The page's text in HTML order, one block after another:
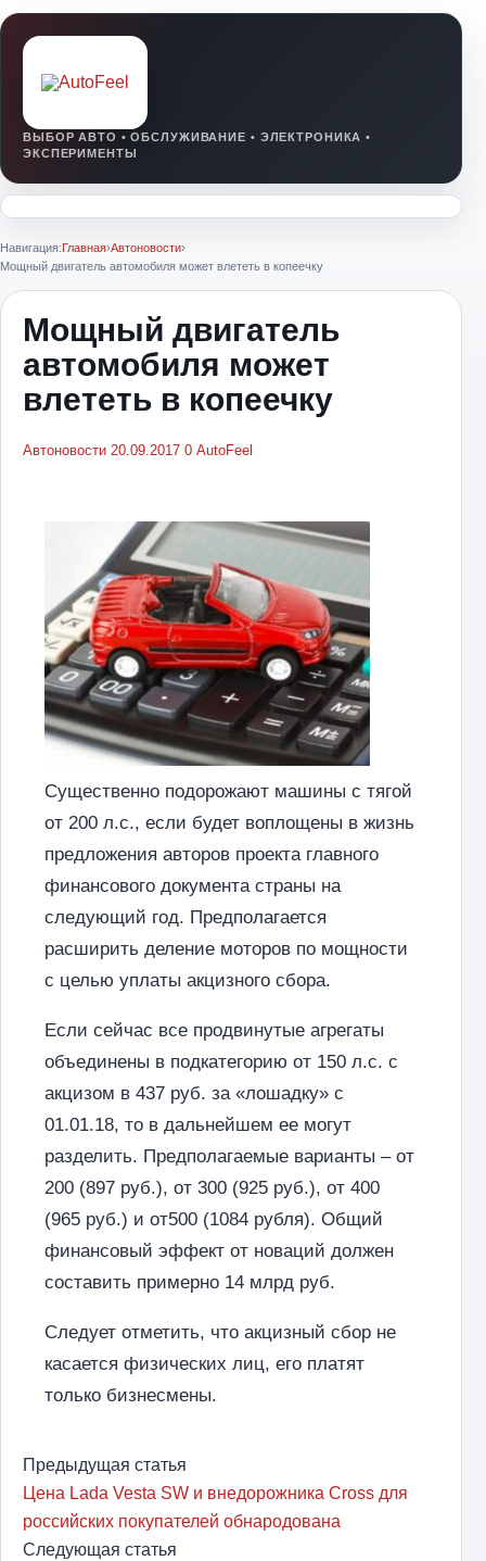
Навигация:Главная›Автоновости›
Мощный двигатель автомобиля может влететь в копеечку
Мощный двигатель
автомобиля может
влететь в копеечку
Автоновости 20.09.2017 0 AutoFeel
Существенно подорожают машины с тягой
от 200 л.с., если будет воплощены в жизнь
предложения авторов проекта главного
финансового документа страны на
следующий год. Предполагается
расширить деление моторов по мощности
с целью уплаты акцизного сбора.
Если сейчас все продвинутые агрегаты
объединены в подкатегорию от 150 л.с. с
акцизом в 437 руб. за «лошадку» с
01.01.18, то в дальнейшем ее могут
разделить. Предполагаемые варианты – от
200 (897 руб.), от 300 (925 руб.), от 400
(965 руб.) и от500 (1084 рубля). Общий
финансовый эффект от новаций должен
составить примерно 14 млрд руб.
Следует отметить, что акцизный сбор не
касается физических лиц, его платят
только бизнесмены.
Предыдущая статья
Цена Lada Vesta SW и внедорожника Cross для
российских покупателей обнародована
Следующая статья